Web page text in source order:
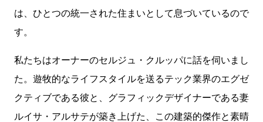
は、ひとつの統一された住まいとして息づいているので
す。
私たちはオーナーのセルジュ・クルッパに話を伺いまし
た。遊牧的なライフスタイルを送るテック業界のエグゼ
クティブである彼と、グラフィックデザイナーである妻
ルイサ・アルサテが築き上げた、この建築的傑作と素晴